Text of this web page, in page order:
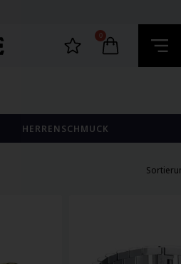
0
HERRENSCHMUCK